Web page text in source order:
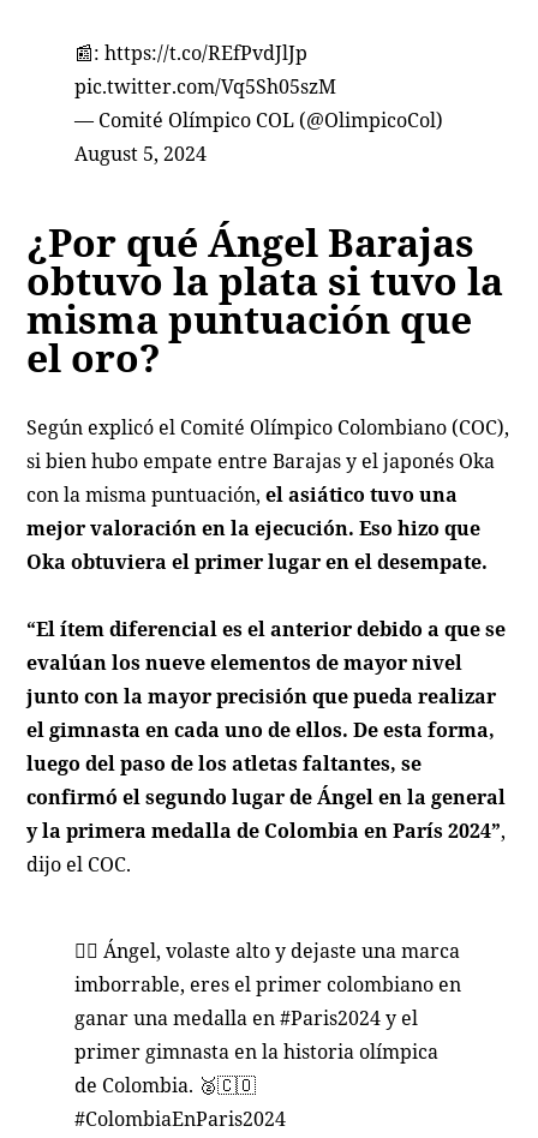
📰:https://t.co/REfPvdJlJp
pic.twitter.com/Vq5Sh05szM
— Comité Olímpico COL (@OlimpicoCol)
August 5, 2024
¿Por qué Ángel Barajas
obtuvo la plata si tuvo la
misma puntuación que
el oro?
Según explicó el Comité Olímpico Colombiano (COC),
si bien hubo empate entre Barajas y el japonés Oka
con la misma puntuación,el asiático tuvo una
mejor valoración en la ejecución. Eso hizo que
Oka obtuviera el primer lugar en el desempate.
“El ítem diferencial es el anterior debido a que se
evalúan los nueve elementos de mayor nivel
junto con la mayor precisión que pueda realizar
el gimnasta en cada uno de ellos. De esta forma,
luego del paso de los atletas faltantes, se
confirmó el segundo lugar de Ángel en la general
y la primera medalla de Colombia en París 2024”,
dijo el COC.
❤️‍🔥 Ángel, volaste alto y dejaste una marca
imborrable, eres el primer colombiano en
ganar una medalla en#Paris2024y el
primer gimnasta en la historia olímpica
de Colombia. 🥈🇨🇴
#ColombiaEnParis2024